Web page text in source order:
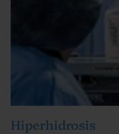
Hiperhidrosis